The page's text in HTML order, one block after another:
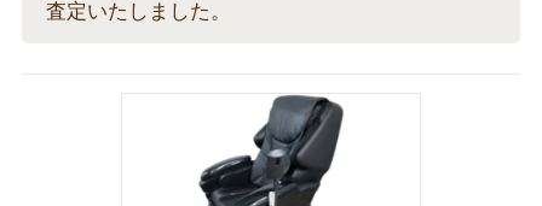
査定いたしました。